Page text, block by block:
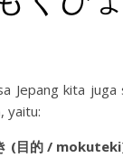
Jepang kita
yaitu:
(目的 /